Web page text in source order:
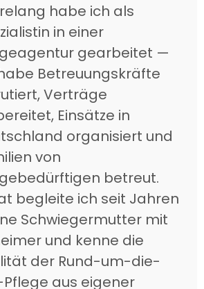
habe ich als
in einer
gearbeitet —
Betreuungskräfte
Verträge
Einsätze in
organisiert und
von
betreut.
begleite ich seit Jahren
Schwiegermutter mit
und kenne die
der Rund-um-die-
Pflege aus eigener